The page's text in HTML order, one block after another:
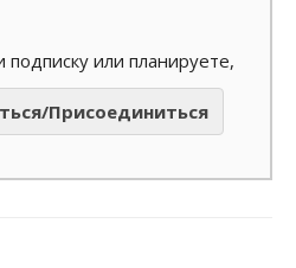
или планируете,
Присоединиться